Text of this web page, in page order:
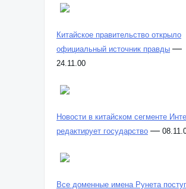
Китайское правительство открыло
официальный источник правды —
24.11.00
Новости в китайском сегменте
редактирует государство —
Все доменные имена Рунета